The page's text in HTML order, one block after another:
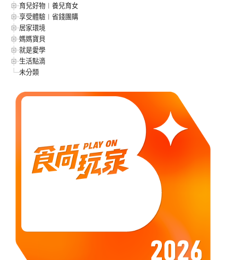
育兒好物︱養兒育女
享受體驗︱省錢團購
居家環境
媽媽寶貝
就是愛學
生活點滴
未分類